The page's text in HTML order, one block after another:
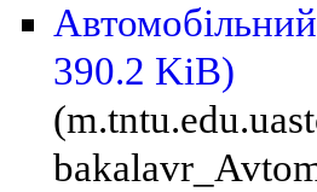
390.2 KiB)